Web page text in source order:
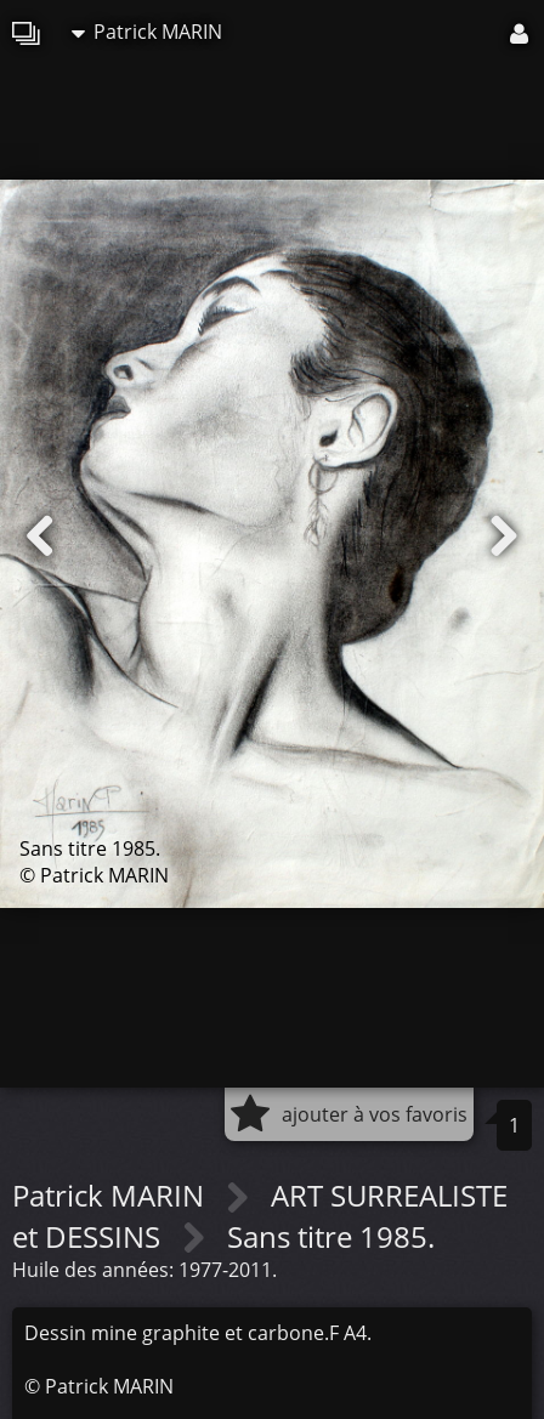
Patrick MARIN
Sans titre 1985.
© Patrick MARIN
ajouter à vos favoris 1
Patrick MARIN
ART SURREALISTE
et DESSINS
Sans titre 1985.
Huile des années: 1977-2011.
Dessin mine graphite et carbone.F A4.
© Patrick MARIN